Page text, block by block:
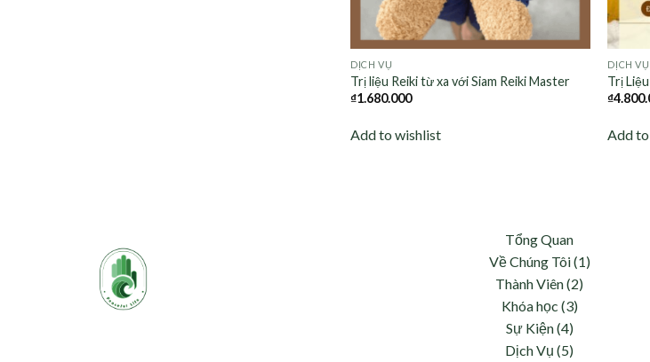
DỊCH VỤ
Trị liệu Reiki từ xa với Siam Reiki Master
₫1.680.000
Add to wishlist
DỊCH VỤ
Trị
₫
Add
Tổng Quan
Về Chúng Tôi (1)
Thành Viên (2)
Khóa học (3)
Sự Kiện (4)
Dịch Vụ (5)